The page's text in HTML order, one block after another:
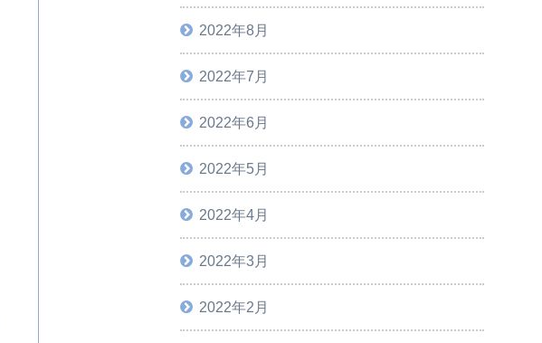
2022年8月
2022年7月
2022年6月
2022年5月
2022年4月
2022年3月
2022年2月